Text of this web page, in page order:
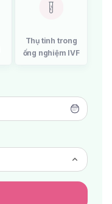
Thụ tinh trong
ống nghiệm IVF